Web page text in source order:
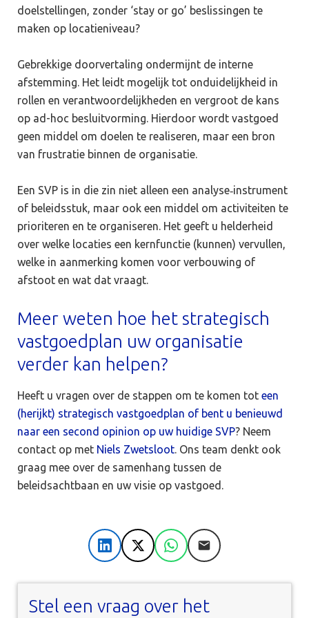
doelstellingen, zonder ‘stay or go’ beslissingen te
maken op locatieniveau?
Gebrekkige doorvertaling ondermijnt de interne
afstemming. Het leidt mogelijk tot onduidelijkheid in
rollen en verantwoordelijkheden en vergroot de kans
op ad-hoc besluitvorming. Hierdoor wordt vastgoed
geen middel om doelen te realiseren, maar een bron
van frustratie binnen de organisatie.
Een SVP is in die zin niet alleen een analyse‑instrument
of beleidsstuk, maar ook een middel om activiteiten te
prioriteren en te organiseren. Het geeft u helderheid
over welke locaties een kernfunctie (kunnen) vervullen,
welke in aanmerking komen voor verbouwing of
afstoot en wat dat vraagt.
Meer weten hoe het strategisch
vastgoedplan uw organisatie
verder kan helpen?
Heeft u vragen over de stappen om te komen tot een
(herijkt) strategisch vastgoedplan of bent u benieuwd
naar een second opinion op uw huidige SVP? Neem
contact op met Niels Zwetsloot. Ons team denkt ook
graag mee over de samenhang tussen de
beleidsachtbaan en uw visie op vastgoed.
LinkedIn
X WhatsApp
E-mail
Stel een vraag over het